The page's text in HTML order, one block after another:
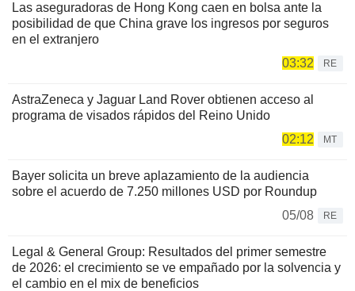
Las aseguradoras de Hong Kong caen en bolsa ante la
posibilidad de que China grave los ingresos por seguros
en el extranjero
03:32
RE
AstraZeneca y Jaguar Land Rover obtienen acceso al
programa de visados rápidos del Reino Unido
02:12
MT
Bayer solicita un breve aplazamiento de la audiencia
sobre el acuerdo de 7.250 millones USD por Roundup
05/08
RE
Legal & General Group: Resultados del primer semestre
de 2026: el crecimiento se ve empañado por la solvencia y
el cambio en el mix de beneficios